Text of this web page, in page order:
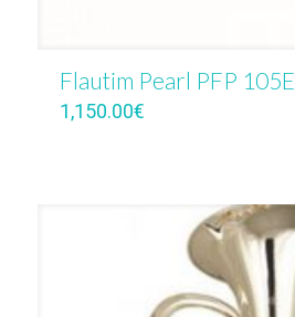
Flautim Pearl PFP 105E
1,150.00€